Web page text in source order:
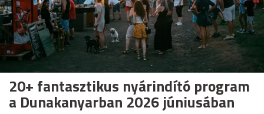
20+ fantasztikus nyárindító program
a Dunakanyarban 2026 júniusában